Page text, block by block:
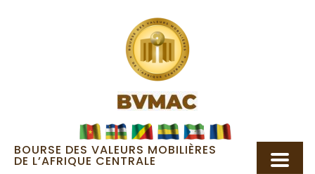
BOURSE DES VALEURS MOBILIÈRES
DE L’AFRIQUE CENTRALE